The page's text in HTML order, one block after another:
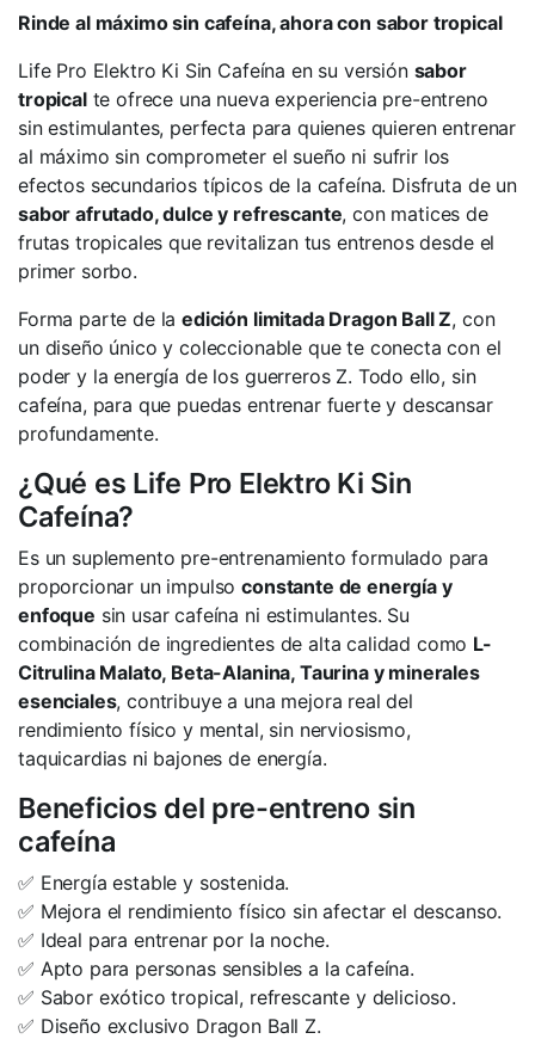
Rinde al máximo sin cafeína, ahora con sabor tropical
Life Pro Elektro Ki Sin Cafeína en su versión sabor
tropicalte ofrece una nueva experiencia pre-entreno
sin estimulantes, perfecta para quienes quieren entrenar
al máximo sin comprometer el sueño ni sufrir los
efectos secundarios típicos de la cafeína. Disfruta de un
sabor afrutado, dulce y refrescante, con matices de
frutas tropicales que revitalizan tus entrenos desde el
primer sorbo.
Forma parte de laedición limitada Dragon Ball Z, con
un diseño único y coleccionable que te conecta con el
poder y la energía de los guerreros Z. Todo ello, sin
cafeína, para que puedas entrenar fuerte y descansar
profundamente.
¿Qué es Life Pro Elektro Ki Sin
Cafeína?
Es un suplemento pre-entrenamiento formulado para
proporcionar un impulsoconstante de energía y
enfoque sin usar cafeína ni estimulantes. Su
combinación de ingredientes de alta calidad como L-
Citrulina Malato, Beta-Alanina, Taurina y minerales
esenciales, contribuye a una mejora real del
rendimiento físico y mental, sin nerviosismo,
taquicardias ni bajones de energía.
Beneficios del pre-entreno sin
cafeína
✅ Energía estable y sostenida.
✅ Mejora el rendimiento físico sin afectar el descanso.
✅ Ideal para entrenar por la noche.
✅ Apto para personas sensibles a la cafeína.
✅ Sabor exótico tropical, refrescante y delicioso.
✅ Diseño exclusivo Dragon Ball Z.